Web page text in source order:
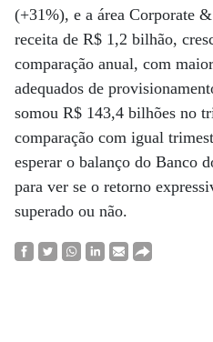
(+31%), e a área Corporate
receita de R$ 1,2 bilhão,
comparação anual, com
adequados de
somou R$ 143,4 bilhões no
comparação com igual
esperar o balanço do Banco
para ver se o retorno
superado ou não.